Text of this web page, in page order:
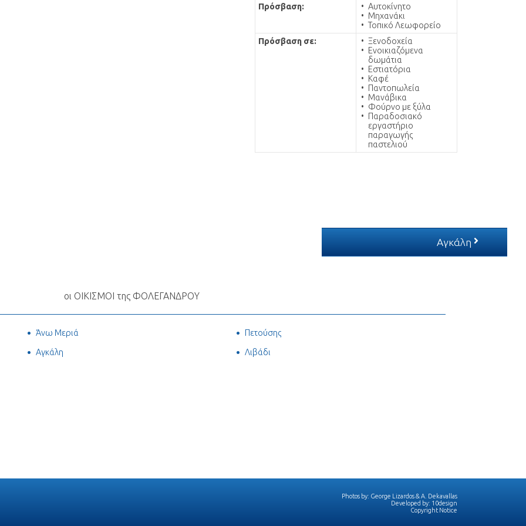
Πρόσβαση:
Αυτοκίνητο
Μηχανάκι
Τοπικό Λεωφορείο
Πρόσβαση σε:
Ξενοδοχεία
Ενοικιαζόμενα
δωμάτια
Εστιατόρια
Καφέ
Παντοπωλεία
Μανάβικα
Φούρνο με ξύλα
Παραδοσιακό
εργαστήριο
παραγωγής
παστελιού
Αγκάλη
οι ΟΙΚΙΣΜΟΙ της ΦΟΛΕΓΑΝΔΡΟΥ
Άνω Μεριά
Αγκάλη
Πετούσης
Λιβάδι
Photos by: George Lizardos&A. Dekavallas
Developed by: 10design
Copyright Notice